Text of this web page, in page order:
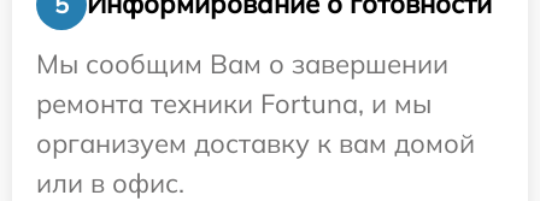
Мы сообщим Вам о завершении
ремонта техники Fortuna, и мы
организуем доставку к вам домой
или в офис.